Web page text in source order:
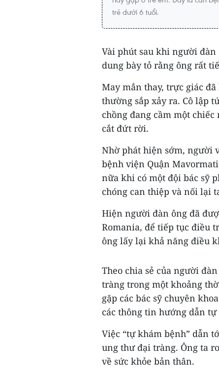
trẻ dưới 6 tuổi.
Vài phút sau khi người
dung bày tỏ rằng ông rất
May mắn thay, trực giác
thường sắp xảy ra. Cô lập
chồng đang cầm một
cắt đứt rời.
Nhờ phát hiện sớm, người
bệnh viện Quận
nữa khi có một đội bác sỹ
chóng can thiệp và nối lại
Hiện người đàn ông đã
Romania, để tiếp tục điều
ông lấy lại khả năng điều
Theo chia sẻ của người
tràng trong một khoảng
gặp các bác sỹ chuyên
các thông tin hướng dẫn
Việc “tự khám bệnh” dẫn
ung thư đại tràng. Ông ta
về sức khỏe bản thân.